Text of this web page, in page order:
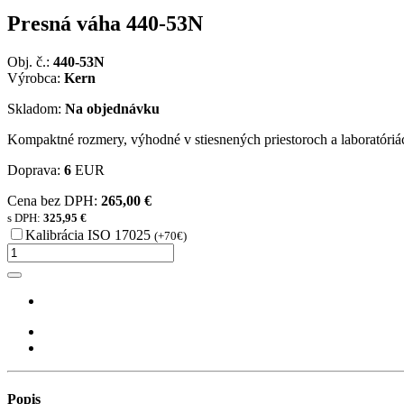
Presná váha 440-53N
Obj. č.: 440-53N
Výrobca: Kern
Skladom: Na objednávku
Kompaktné rozmery, výhodné v stiesnených priestoroch a
Doprava: 6 EUR
Cena bez DPH: 265,00 €
s DPH: 325,95 €
Kalibrácia ISO 17025 (+70€)
Popis